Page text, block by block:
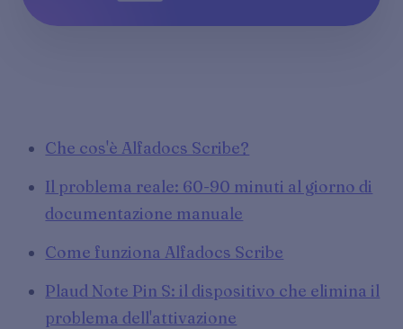
Che cos'è Alfadocs Scribe?
Il problema reale: 60-90 minuti al giorno di
documentazione manuale
Come funziona Alfadocs Scribe
Plaud Note Pin S: il dispositivo che elimina il
problema dell'attivazione